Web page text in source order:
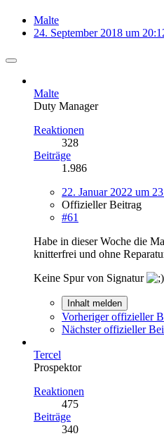
Malte
24. September 2018 um
Malte
Duty Manager
Reaktionen
328
Beiträge
1.986
22. Januar 2022 um
Offizieller Beitrag
#61
Habe in dieser Woche die
knitterfrei und ohne
Keine Spur von Signatur
Inhalt melden
Vorheriger offizieller
Nächster offizieller
Tercel
Prospektor
Reaktionen
475
Beiträge
340